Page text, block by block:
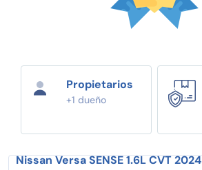
Propietarios
+1 dueño
Nissan Versa SENSE 1.6L CVT 2024